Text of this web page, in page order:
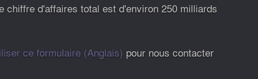
chiffre d'affaires total est d'environ 250 milliards
ce formulaire (Anglais) pour nous contacter